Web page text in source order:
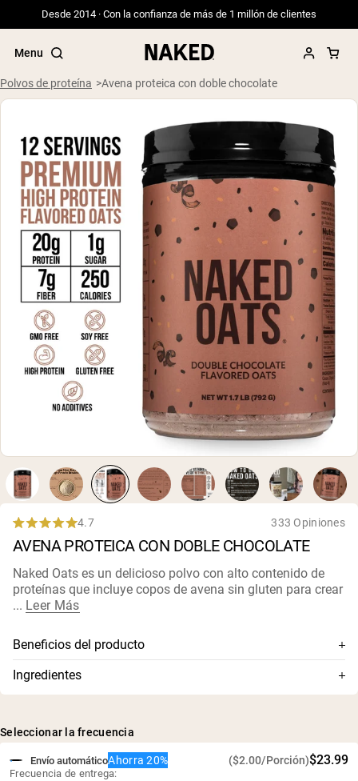
Desde 2014 · Con la confianza de más de 1 millón de clientes
Menu
Términos de Búsqueda Populares
”Protein Powder“
”Overnight Oats“
”Vegan protein“
”Collagen“
”Micellar Casein“
Polvos de proteína Avena proteica con doble chocolate
4.7
of
5
stars
4.7 333 Opiniones
AVENA PROTEICA CON DOBLE CHOCOLATE
Naked Oats es un delicioso polvo con alto contenido de
proteínas que incluye copos de avena sin gluten para crear
... Leer Más
Beneficios del producto
Avena en hojuelas sin gluten + proteína de suero
Alto en proteínas, alto en fibra y bajo en azúcar
Apoya el músculo magro, energía constante y digestión
óptima
Ingredientes
Avena laminada sin gluten, concentrado de proteína de
sabores naturales, sal marina, azúcar de caña fermentada
(Reb-M)
Seleccionar la frecuencia
Envío automáticoAhorra 20% ($2.00/Porción)$23.99
Frecuencia de entrega: